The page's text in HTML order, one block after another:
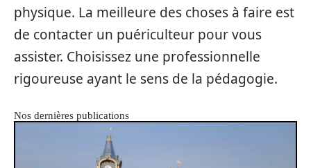
physique. La meilleure des choses à faire est
de contacter un puériculteur pour vous
assister. Choisissez une professionnelle
rigoureuse ayant le sens de la pédagogie.
Nos dernières publications